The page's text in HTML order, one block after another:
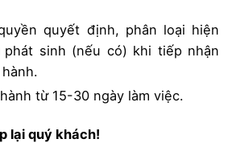
quyết định, phân loại hiện
sinh (nếu có) khi tiếp nhận
từ 15-30 ngày làm việc.
lại quý khách!